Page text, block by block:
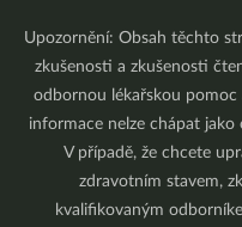
Upozornění: Obsah těchto
zkušenosti a zkušenosti
odbornou lékařskou pomoc
informace nelze chápat
V případě, že chcete
zdravotním stavem,
kvalifikovaným